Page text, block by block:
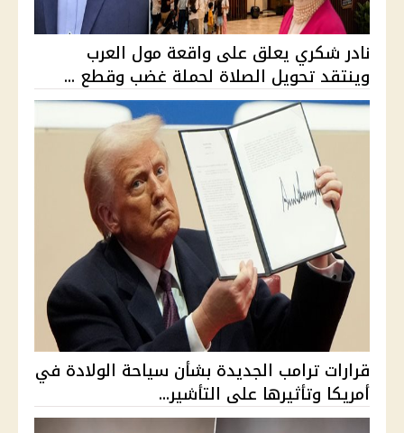
نادر شكري يعلق على واقعة مول العرب
وينتقد تحويل الصلاة لحملة غضب وقطع ...
قرارات ترامب الجديدة بشأن سياحة الولادة في
أمريكا وتأثيرها على التأشير...